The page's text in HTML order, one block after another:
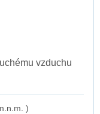
vzduchu
)